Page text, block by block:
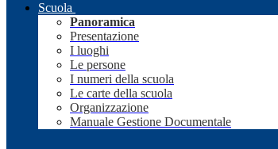
Scuola
Panoramica
Presentazione
I luoghi
Le persone
I numeri della scuola
Le carte della scuola
Organizzazione
Manuale Gestione Documentale